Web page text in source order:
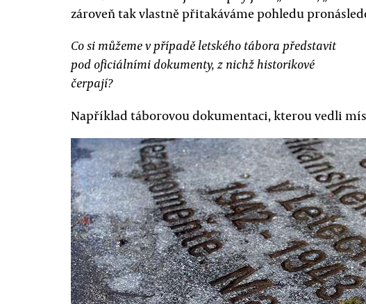
zároveň tak vlastně přitakáváme pohledu
Co si můžeme v případě letského tábora představit
pod oficiálními dokumenty, z nichž historikové
čerpají?
Například táborovou dokumentaci, kterou vedli